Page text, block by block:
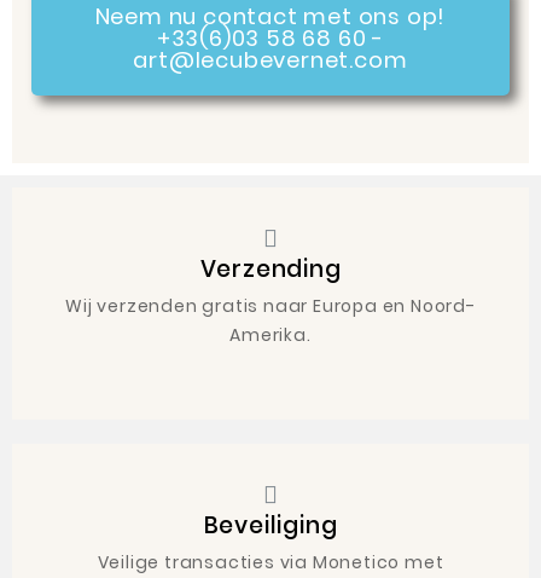
Neem nu contact met ons op!
+33(6)03 58 68 60 -
art@lecubevernet.com
Verzending
Wij verzenden gratis naar Europa en Noord-
Amerika.
Beveiliging
Veilige transacties via Monetico met